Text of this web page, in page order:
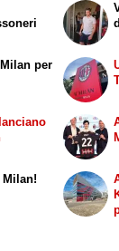
per
Milan!